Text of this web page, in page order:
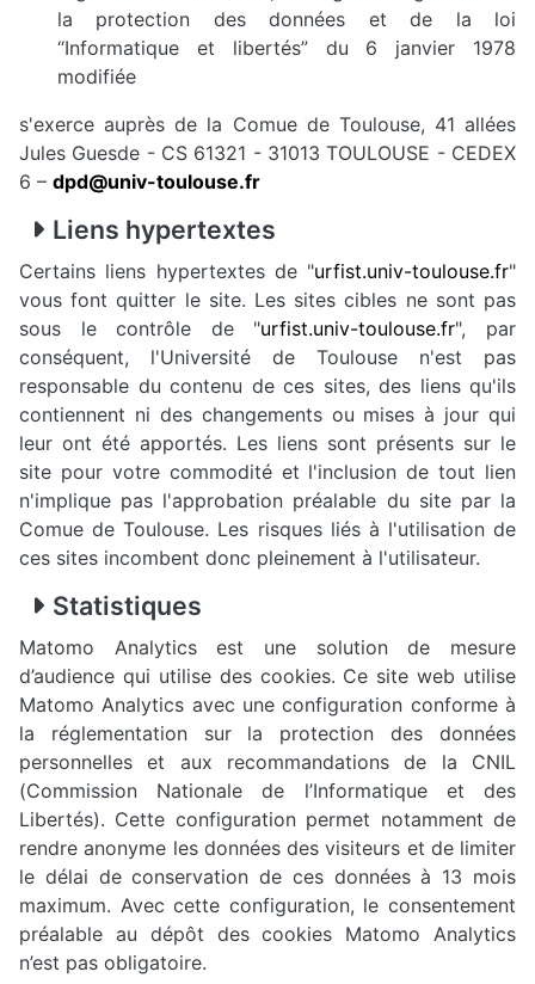
la protection des données et de la loi
“Informatique et libertés” du 6 janvier 1978
modifiée
s'exerce auprès de la Comue de Toulouse, 41 allées
Jules Guesde - CS 61321 - 31013 TOULOUSE - CEDEX
6 – dpd@univ-toulouse.fr
Liens hypertextes
Certains liens hypertextes de "urfist.univ-toulouse.fr"
vous font quitter le site. Les sites cibles ne sont pas
sous le contrôle de "urfist.univ-toulouse.fr", par
conséquent, l'Université de Toulouse n'est pas
responsable du contenu de ces sites, des liens qu'ils
contiennent ni des changements ou mises à jour qui
leur ont été apportés. Les liens sont présents sur le
site pour votre commodité et l'inclusion de tout lien
n'implique pas l'approbation préalable du site par la
Comue de Toulouse. Les risques liés à l'utilisation de
ces sites incombent donc pleinement à l'utilisateur.
Statistiques
Matomo Analytics est une solution de mesure
d’audience qui utilise des cookies. Ce site web utilise
Matomo Analytics avec une configuration conforme à
la réglementation sur la protection des données
personnelles et aux recommandations de la CNIL
(Commission Nationale de l’Informatique et des
Libertés). Cette configuration permet notamment de
rendre anonyme les données des visiteurs et de limiter
le délai de conservation de ces données à 13 mois
maximum. Avec cette configuration, le consentement
préalable au dépôt des cookies Matomo Analytics
n’est pas obligatoire.